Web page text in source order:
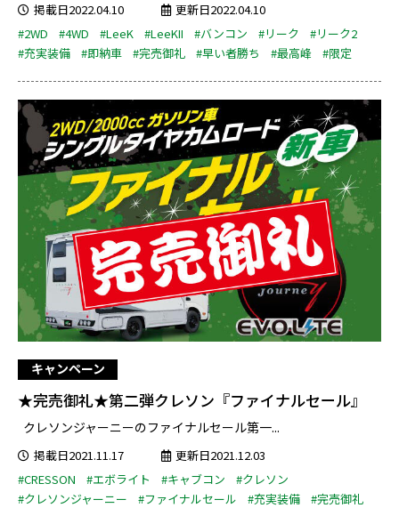
掲載日2022.04.10
更新日2022.04.10
#2WD
#4WD #LeeK #LeeKII #バンコン #リーク
#リーク2
#充実装備
#即納車 #完売御礼 #早い者勝ち #最高峰 #限定
キャンペーン
★完売御礼★第二弾クレソン『ファイナルセール』
クレソンジャーニーのファイナルセール第一...
掲載日2021.11.17
更新日2021.12.03
#CRESSON
#エボライト #キャブコン
#クレソン
#クレソンジャーニー
#ファイナルセール #充実装備
#完売御礼